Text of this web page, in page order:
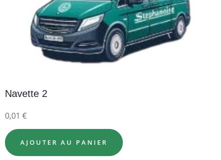
Navette 2
0,01 €
AJOUTER AU PANIER